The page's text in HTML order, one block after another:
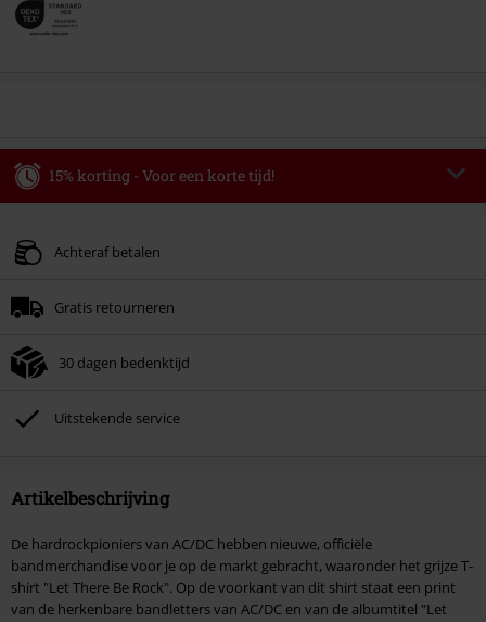
15% korting - Voor een korte tijd!
Alleen geldig op 06-08-2026 van 16:00 t/m 23:59 uur.
Zodra je de code hebt ingevoerd, wordt de korting automatisch verrekend in
Kan niet gecombineerd worden met andere kortingscodes. Boeken, media,
Toten Hosen, Metality, cadeaubonnen en artikelen met een inbegrepen
donatie zijn uitgesloten van de korting.
Achteraf betalen
Gratis retourneren
30 dagen bedenktijd
Uitstekende service
Artikelbeschrijving
De hardrockpioniers van AC/DC hebben nieuwe, officiële
bandmerchandise voor je op de markt gebracht, waaronder het grijze T-
shirt "Let There Be Rock". Op de voorkant van dit shirt staat een print
van de herkenbare bandletters van AC/DC en van de albumtitel "Let